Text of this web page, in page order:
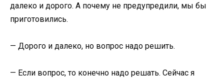
далеко и дорого. А почему не предупредили, мы бы
приготовились.
— Дорого и далеко, но вопрос надо решить.
— Если вопрос, то конечно надо решать. Сейчас я